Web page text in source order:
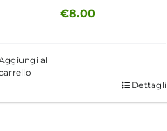
€8.00
al
Dettagli